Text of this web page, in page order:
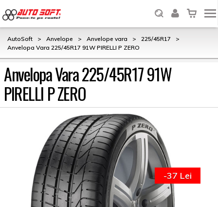
AutoSoft > Anvelope > Anvelope vara > 225/45R17
>
Anvelopa Vara 225/45R17 91W PIRELLI P ZERO
Anvelopa Vara 225/45R17 91W
PIRELLI P ZERO
-37 Lei